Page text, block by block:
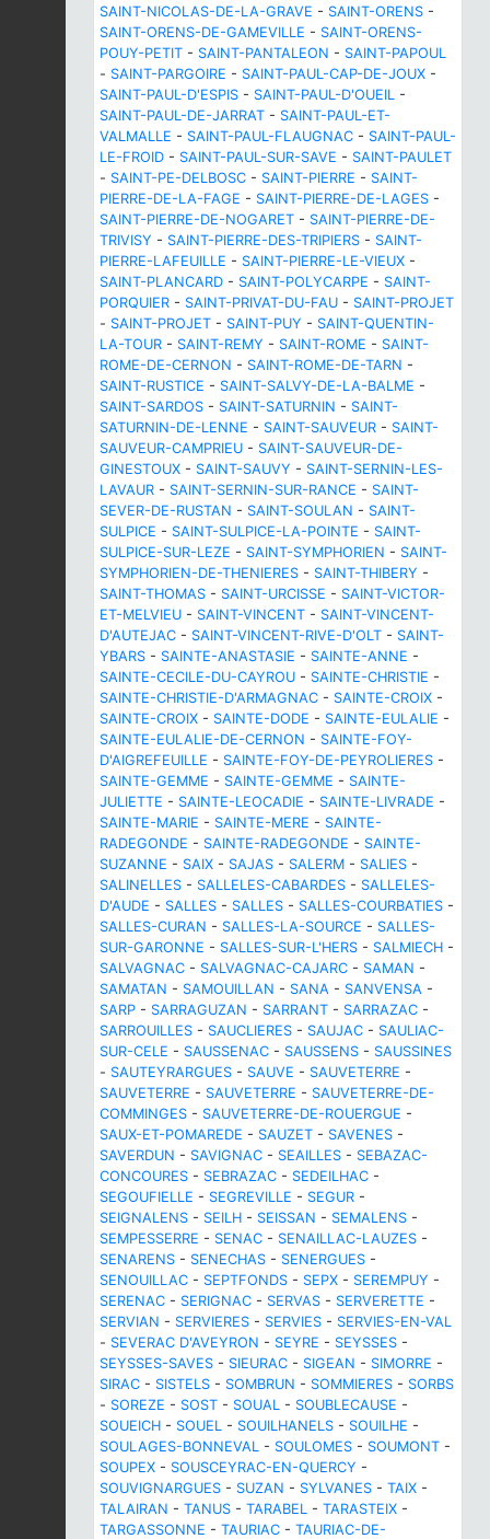
SAINT-NICOLAS-DE-LA-GRAVE - SAINT-ORENS -
SAINT-ORENS-DE-GAMEVILLE - SAINT-ORENS-
POUY-PETIT - SAINT-PANTALEON - SAINT-PAPOUL
- SAINT-PARGOIRE - SAINT-PAUL-CAP-DE-JOUX -
SAINT-PAUL-D'ESPIS - SAINT-PAUL-D'OUEIL -
SAINT-PAUL-DE-JARRAT - SAINT-PAUL-ET-
VALMALLE - SAINT-PAUL-FLAUGNAC - SAINT-PAUL-
LE-FROID - SAINT-PAUL-SUR-SAVE - SAINT-PAULET
- SAINT-PE-DELBOSC - SAINT-PIERRE - SAINT-
PIERRE-DE-LA-FAGE - SAINT-PIERRE-DE-LAGES -
SAINT-PIERRE-DE-NOGARET - SAINT-PIERRE-DE-
TRIVISY - SAINT-PIERRE-DES-TRIPIERS - SAINT-
PIERRE-LAFEUILLE - SAINT-PIERRE-LE-VIEUX -
SAINT-PLANCARD - SAINT-POLYCARPE - SAINT-
PORQUIER - SAINT-PRIVAT-DU-FAU - SAINT-PROJET
- SAINT-PROJET - SAINT-PUY - SAINT-QUENTIN-
LA-TOUR - SAINT-REMY - SAINT-ROME - SAINT-
ROME-DE-CERNON - SAINT-ROME-DE-TARN -
SAINT-RUSTICE - SAINT-SALVY-DE-LA-BALME -
SAINT-SARDOS - SAINT-SATURNIN - SAINT-
SATURNIN-DE-LENNE - SAINT-SAUVEUR - SAINT-
SAUVEUR-CAMPRIEU - SAINT-SAUVEUR-DE-
GINESTOUX - SAINT-SAUVY - SAINT-SERNIN-LES-
LAVAUR - SAINT-SERNIN-SUR-RANCE - SAINT-
SEVER-DE-RUSTAN - SAINT-SOULAN - SAINT-
SULPICE - SAINT-SULPICE-LA-POINTE - SAINT-
SULPICE-SUR-LEZE - SAINT-SYMPHORIEN - SAINT-
SYMPHORIEN-DE-THENIERES - SAINT-THIBERY -
SAINT-THOMAS - SAINT-URCISSE - SAINT-VICTOR-
ET-MELVIEU - SAINT-VINCENT - SAINT-VINCENT-
D'AUTEJAC - SAINT-VINCENT-RIVE-D'OLT - SAINT-
YBARS - SAINTE-ANASTASIE - SAINTE-ANNE -
SAINTE-CECILE-DU-CAYROU - SAINTE-CHRISTIE -
SAINTE-CHRISTIE-D'ARMAGNAC - SAINTE-CROIX -
SAINTE-CROIX - SAINTE-DODE - SAINTE-EULALIE -
SAINTE-EULALIE-DE-CERNON - SAINTE-FOY-
D'AIGREFEUILLE - SAINTE-FOY-DE-PEYROLIERES -
SAINTE-GEMME - SAINTE-GEMME - SAINTE-
JULIETTE - SAINTE-LEOCADIE - SAINTE-LIVRADE -
SAINTE-MARIE - SAINTE-MERE - SAINTE-
RADEGONDE - SAINTE-RADEGONDE - SAINTE-
SUZANNE - SAIX - SAJAS - SALERM - SALIES -
SALINELLES - SALLELES-CABARDES - SALLELES-
D'AUDE - SALLES - SALLES - SALLES-COURBATIES -
SALLES-CURAN - SALLES-LA-SOURCE - SALLES-
SUR-GARONNE - SALLES-SUR-L'HERS - SALMIECH -
SALVAGNAC - SALVAGNAC-CAJARC - SAMAN -
SAMATAN - SAMOUILLAN - SANA - SANVENSA -
SARP - SARRAGUZAN - SARRANT - SARRAZAC -
SARROUILLES - SAUCLIERES - SAUJAC - SAULIAC-
SUR-CELE - SAUSSENAC - SAUSSENS - SAUSSINES
- SAUTEYRARGUES - SAUVE - SAUVETERRE -
SAUVETERRE - SAUVETERRE - SAUVETERRE-DE-
COMMINGES - SAUVETERRE-DE-ROUERGUE -
SAUX-ET-POMAREDE - SAUZET - SAVENES -
SAVERDUN - SAVIGNAC - SEAILLES - SEBAZAC-
CONCOURES - SEBRAZAC - SEDEILHAC -
SEGOUFIELLE - SEGREVILLE - SEGUR -
SEIGNALENS - SEILH - SEISSAN - SEMALENS -
SEMPESSERRE - SENAC - SENAILLAC-LAUZES -
SENARENS - SENECHAS - SENERGUES -
SENOUILLAC - SEPTFONDS - SEPX - SEREMPUY -
SERENAC - SERIGNAC - SERVAS - SERVERETTE -
SERVIAN - SERVIERES - SERVIES - SERVIES-EN-VAL
- SEVERAC D'AVEYRON - SEYRE - SEYSSES -
SEYSSES-SAVES - SIEURAC - SIGEAN - SIMORRE -
SIRAC - SISTELS - SOMBRUN - SOMMIERES - SORBS
- SOREZE - SOST - SOUAL - SOUBLECAUSE -
SOUEICH - SOUEL - SOUILHANELS - SOUILHE -
SOULAGES-BONNEVAL - SOULOMES - SOUMONT -
SOUPEX - SOUSCEYRAC-EN-QUERCY -
SOUVIGNARGUES - SUZAN - SYLVANES - TAIX -
TALAIRAN - TANUS - TARABEL - TARASTEIX -
TARGASSONNE - TAURIAC - TAURIAC-DE-